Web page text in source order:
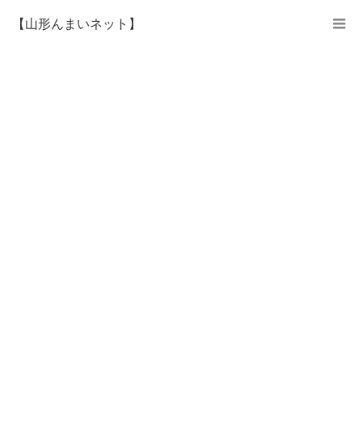
【山形んまいネット】